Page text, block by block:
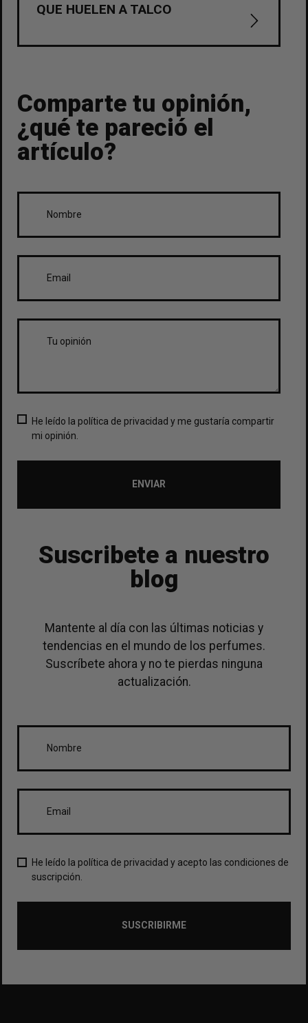
QUE HUELEN A TALCO
Comparte tu opinión,
¿qué te pareció el
artículo?
He leído la política de privacidad y me gustaría compartir
mi opinión.
ENVIAR
Suscribete a nuestro
blog
Mantente al día con las últimas noticias y
tendencias en el mundo de los perfumes.
Suscríbete ahora y no te pierdas ninguna
actualización.
He leído la política de privacidad y acepto las condiciones de
suscripción.
SUSCRIBIRME